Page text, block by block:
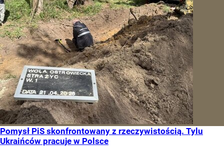
Pomysł PiS skonfrontowany z rzeczywistością. Tylu
Ukraińców pracuje w Polsce